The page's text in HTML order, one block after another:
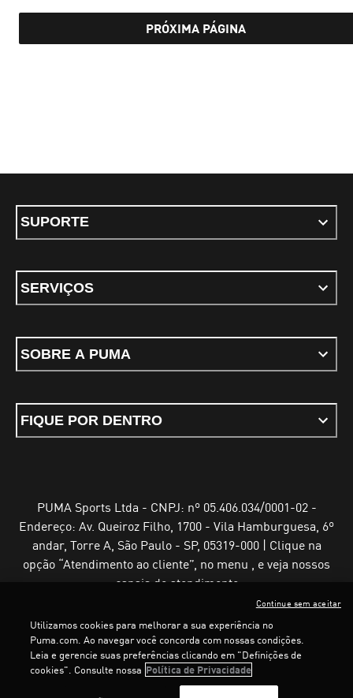
PRÓXIMA PÁGINA
SUPORTE
SERVIÇOS
SOBRE A PUMA
FIQUE POR DENTRO
PUMA Sports Ltda - CNPJ: nº 05.406.034/0001-02 -
Endereço: Av. Queiroz Filho, 1700 - Vila Hamburguesa, 6º
andar, Torre A, São Paulo - SP, 05319-000 | Clique na
opção “Atendimento ao cliente”, no menu , e veja nossos
canais de atendimento
Termos e Condições de UsoPolítica de Privacidade
Configurador de cookies
Utilizamos cookies para melhorar a sua experiência no
Puma.com. Ao navegar você concorda com nossas condições.
Leia e gerencie suas preferências clicando em "Definições de
cookies". Consulte nossa Política de Privacidade
Continue sem aceitar